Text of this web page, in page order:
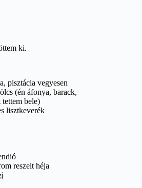
ki.
pisztácia vegyesen
(én áfonya, barack,
bele)
lisztkeverék
reszelt héja